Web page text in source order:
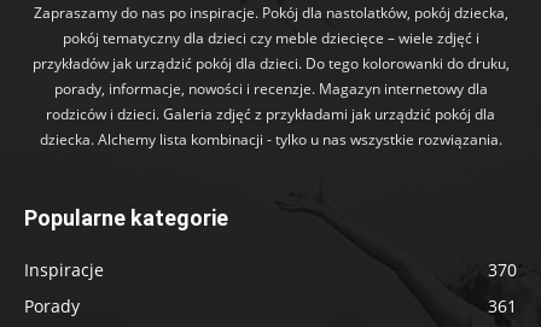
Zapraszamy do nas po inspiracje. Pokój dla nastolatków, pokój dziecka,
pokój tematyczny dla dzieci czy meble dziecięce – wiele zdjęć i
przykładów jak urządzić pokój dla dzieci. Do tego kolorowanki do druku,
porady, informacje, nowości i recenzje. Magazyn internetowy dla
rodziców i dzieci. Galeria zdjęć z przykładami jak urządzić pokój dla
dziecka. Alchemy lista kombinacji - tylko u nas wszystkie rozwiązania.
Popularne kategorie
Inspiracje
370
Porady
361